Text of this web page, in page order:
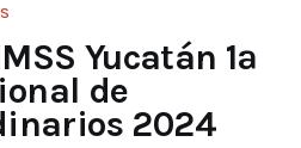
Yucatán 1ª
de
2024